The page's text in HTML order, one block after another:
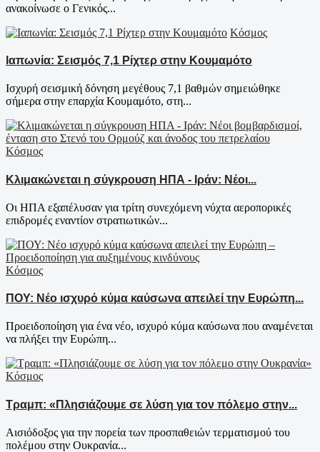
ανακοίνωσε ο Γενικός...
Κόσμος
Ιαπωνία: Σεισμός 7,1 Ρίχτερ στην Κουμαμότο
Ισχυρή σεισμική δόνηση μεγέθους 7,1 βαθμών σημειώθηκε
σήμερα στην επαρχία Κουμαμότο, στη...
Κόσμος
Κλιμακώνεται η σύγκρουση ΗΠΑ - Ιράν: Νέοι...
Οι ΗΠΑ εξαπέλυσαν για τρίτη συνεχόμενη νύχτα αεροπορικές
επιδρομές εναντίον στρατιωτικών...
Κόσμος
ΠΟΥ: Νέο ισχυρό κύμα καύσωνα απειλεί την Ευρώπη...
Προειδοποίηση για ένα νέο, ισχυρό κύμα καύσωνα που αναμένεται
να πλήξει την Ευρώπη...
Κόσμος
Τραμπ: «Πλησιάζουμε σε λύση για τον πόλεμο στην...
Αισιόδοξος για την πορεία των προσπαθειών τερματισμού του
πολέμου στην Ουκρανία...